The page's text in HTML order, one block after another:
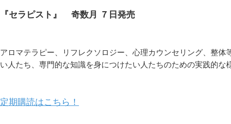
『セラピスト』 奇数月 ７日発売
アロマテラピー、リフレクソロジー、心理カウンセリング、整体
い人たち、専門的な知識を身につけたい人たちのための実践的な
定期購読はこちら！